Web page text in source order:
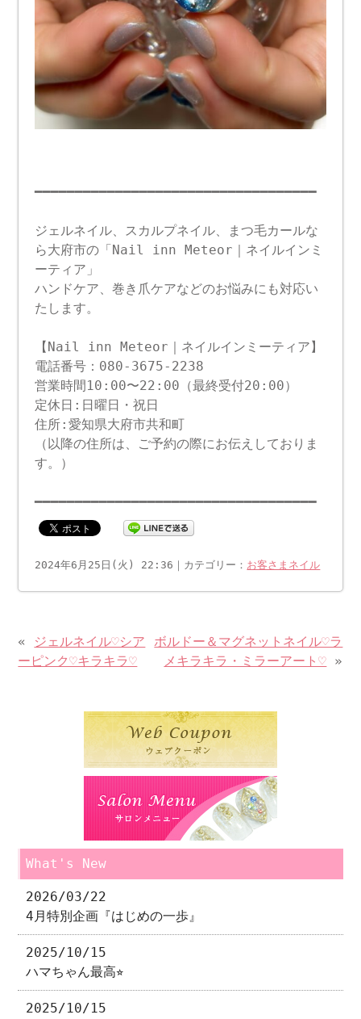
━━━━━━━━━━━━━━━━━━━━━━━━━━━━━━━━━━━
ジェルネイル、スカルプネイル、まつ毛カールな
ら大府市の「Nail inn Meteor｜ネイルインミ
ーティア」
ハンドケア、巻き爪ケアなどのお悩みにも対応い
たします。
【Nail inn Meteor｜ネイルインミーティア】
電話番号：080-3675-2238
営業時間10:00〜22:00（最終受付20:00）
定休日:日曜日・祝日
住所:愛知県大府市共和町
（以降の住所は、ご予約の際にお伝えしておりま
す。）
━━━━━━━━━━━━━━━━━━━━━━━━━━━━━━━━━━━
2024年6月25日(火) 22:36｜カテゴリー： お客さまネイル
« ジェルネイル♡シア
ーピンク♡キラキラ♡
ボルドー＆マグネットネイル♡ラ
メキラキラ・ミラーアート♡ »
What's New
2026/03/22
4月特別企画『はじめの一歩』
2025/10/15
ハマちゃん最高⭐︎
2025/10/15